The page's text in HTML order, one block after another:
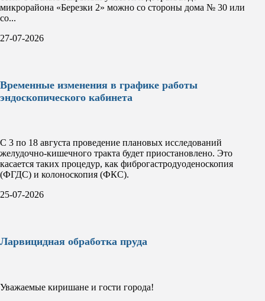
микрорайона «Березки 2» можно со стороны дома № 30 или
со...
27-07-2026
Временные изменения в графике работы
эндоскопического кабинета
С 3 по 18 августа проведение плановых исследований
желудочно-кишечного тракта будет приостановлено. Это
касается таких процедур, как фиброгастродуоденоскопия
(ФГДС) и колоноскопия (ФКС).
25-07-2026
Ларвицидная обработка пруда
Уважаемые киришане и гости города!